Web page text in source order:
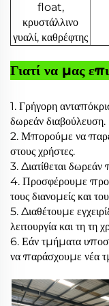
float,
κρυστάλλινο
γυαλί, καθρέφτης
Γιατί να μας
1. Γρήγορη
δωρεάν διαβούλευση.
2. Μπορούμε να
στους χρήστες.
3. Διατίθεται
4. Προσφέρουμε
τους διανομείς και
5. Διαθέτουμε
λειτουργία και τη τη
6. Εάν τμήματα
να παράσχουμε νέα